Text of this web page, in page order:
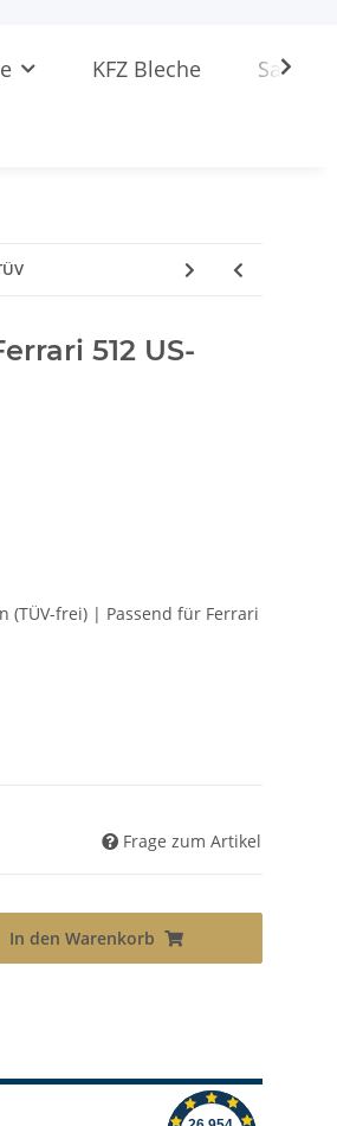
KFZ Bleche
512 US-
(TÜV-frei) | Passend für Ferrari
Frage zum Artikel
In den Warenkorb